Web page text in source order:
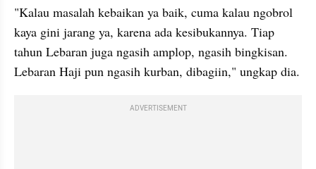
"Kalau masalah kebaikan ya baik, cuma kalau ngobrol
kaya gini jarang ya, karena ada kesibukannya. Tiap
tahun Lebaran juga ngasih amplop, ngasih bingkisan.
Lebaran Haji pun ngasih kurban, dibagiin," ungkap dia.
ADVERTISEMENT